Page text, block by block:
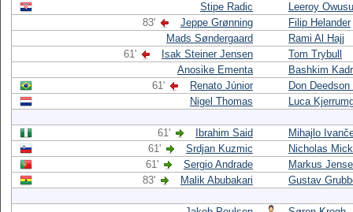
Stipe Radic
Leeroy Owusu
83'
Jeppe Grønning
Filip Helander
Mads Søndergaard
Rami Al Hajj
61'
Isak Steiner Jensen
Tom Trybull
Anosike Ementa
Bashkim
61'
Renato Júnior
Don
Nigel Thomas
Luca
61' Ibrahim Said
Mihajlo
61'
Srdjan Kuzmic
Nicholas
61'
Sergio Andrade
Markus
83'
Malik Abubakari Gustav